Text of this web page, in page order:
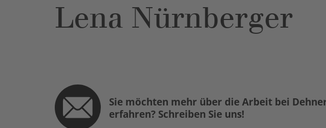
Lena Nürnberger
Sie möchten mehr über die Arbeit bei
erfahren? Schreiben Sie uns!